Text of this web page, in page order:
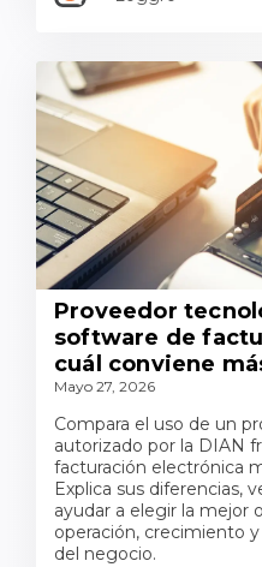
Proveedor
software de
cuál conviene
Mayo 27, 2026
Compara el uso de un
autorizado por la DIAN
facturación electrónica
Explica sus diferencias,
ayudar a elegir la mejor
operación, crecimiento
del negocio.